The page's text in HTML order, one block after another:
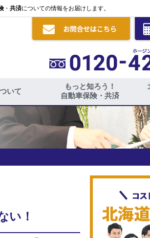
・ 共済についての情報をお届けします。
いて
もっと知ろう！
自動車保険・共済
い！